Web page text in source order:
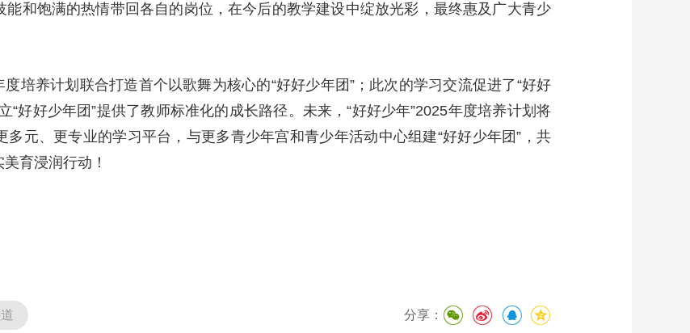
和饱满的热情带回各自的岗位，在今后的教学建设中绽放光彩，最终惠及广大青少
培养计划联合打造首个以歌舞为核心的“好好少年团”；此次的学习交流促进了“好好
“好好少年团”提供了教师标准化的成长路径。未来，“好好少年”2025年度培养计划将
元、更专业的学习平台，与更多青少年宫和青少年活动中心组建“好好少年团”，共
育浸润行动！
分享：